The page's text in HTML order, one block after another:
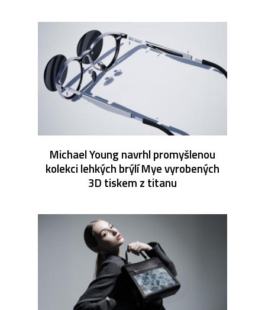
Michael Young navrhl promyšlenou
kolekci lehkých brýlí Mye vyrobených
3D tiskem z titanu